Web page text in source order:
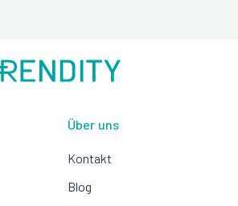
Über uns
Kontakt
Blog